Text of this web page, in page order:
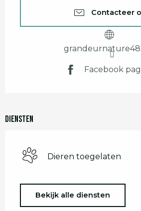
Contacteer
Facebook
Diensten
Dieren toegelaten
Bekijk alle diensten